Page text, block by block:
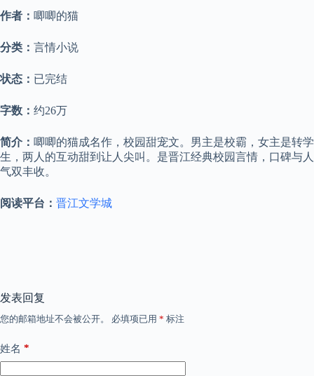
作者： 唧唧的猫
分类： 言情小说
状态： 已完结
字数： 约26万
简介： 唧唧的猫成名作，校园甜宠文。男主是校霸，女主是转学
生，两人的互动甜到让人尖叫。是晋江经典校园言情，口碑与人
气双丰收。
阅读平台： 晋江文学城
发表回复
您的邮箱地址不会被公开。 必填项已用 * 标注
姓名 *